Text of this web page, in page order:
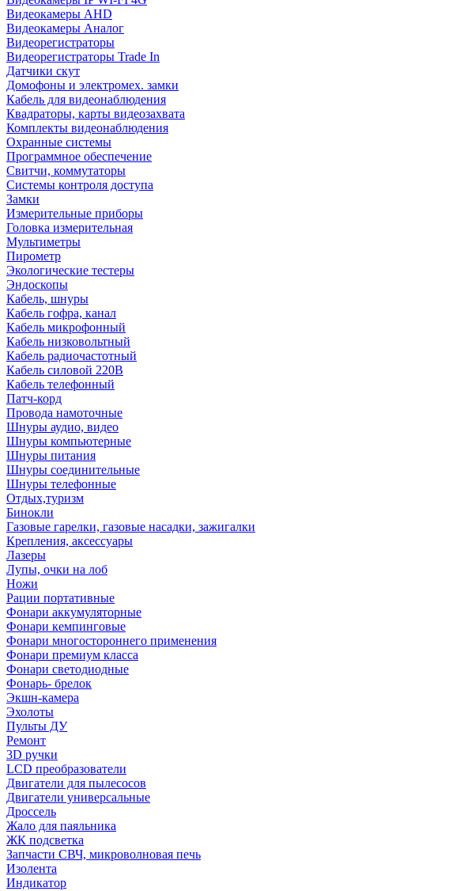
Видеокамеры AHD
Видеокамеры Аналог
Видеорегистраторы
Видеорегистраторы Trade In
Датчики скут
Домофоны и электромех. замки
Кабель для видеонаблюдения
Квадраторы, карты видеозахвата
Комплекты видеонаблюдения
Охранные системы
Программное обеспечение
Свитчи, коммутаторы
Системы контроля доступа
Замки
Измерительные приборы
Головка измерительная
Мультиметры
Пирометр
Экологические тестеры
Эндоскопы
Кабель, шнуры
Кабель гофра, канал
Кабель микрофонный
Кабель низковольтный
Кабель радиочастотный
Кабель силовой 220В
Кабель телефонный
Патч-корд
Провода намоточные
Шнуры аудио, видео
Шнуры компьютерные
Шнуры питания
Шнуры соединительные
Шнуры телефонные
Отдых,туризм
Бинокли
Газовые гарелки, газовые насадки, зажигалки
Крепления, аксессуары
Лазеры
Лупы, очки на лоб
Ножи
Рации портативные
Фонари аккумуляторные
Фонари кемпинговые
Фонари многостороннего применения
Фонари премиум класса
Фонари светодиодные
Фонарь- брелок
Экшн-камера
Эхолоты
Пульты ДУ
Ремонт
3D ручки
LCD преобразователи
Двигатели для пылесосов
Двигатели универсальные
Дроссель
Жало для паяльника
ЖК подсветка
Запчасти СВЧ, микроволновая печь
Изолента
Индикатор